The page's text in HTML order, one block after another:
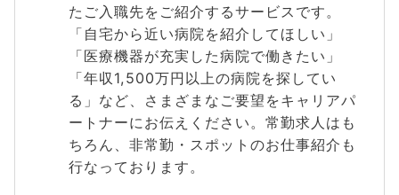
たご入職先をご紹介するサービスです。
「自宅から近い病院を紹介してほしい」
「医療機器が充実した病院で働きたい」
「年収1,500万円以上の病院を探してい
る」など、さまざまなご要望をキャリアパ
ートナーにお伝えください。常勤求人はも
ちろん、非常勤・スポットのお仕事紹介も
行なっております。